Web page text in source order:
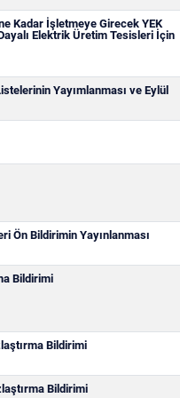
Kadar İşletmeye Girecek YEK
Elektrik Üretim Tesisleri İçin
Yayımlanması ve Eylül
Ön Bildirimin Yayınlanması
Bildirimi
Bildirimi
Bildirimi